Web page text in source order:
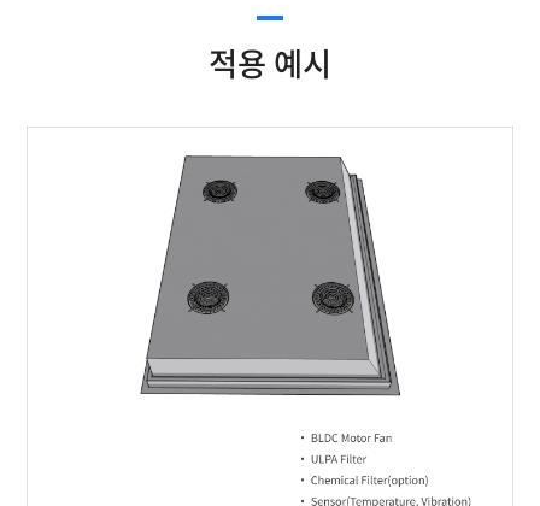
적용 예시